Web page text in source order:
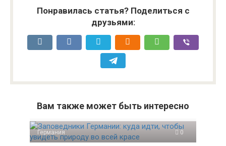
Понравилась статья? Поделиться с
друзьями:
Вам также может быть интересно
Германия 0